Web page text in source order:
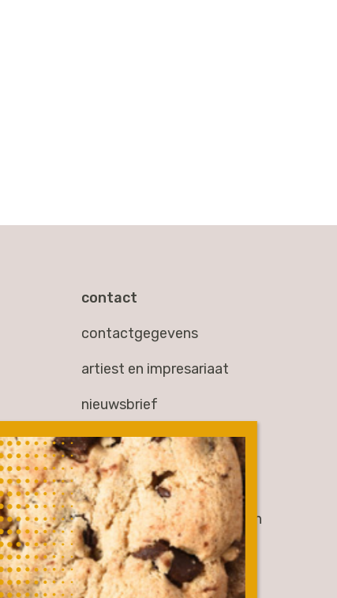
contact
contactgegevens
artiest en impresariaat
nieuwsbrief
overig
werken bij
partners & samenwerkingen